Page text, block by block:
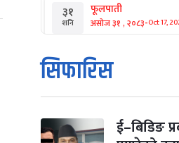
३१
शनि
फूलपाती
असोज ३१ , २०८३-Oct 17,
१
आइत
कार्तिक सङ्क्रान्ति
कार्तिक १, २०८३
मंगल कार्तिक ३, २०८३-Oct 20,
सिफारिस
ई–बिडिङ